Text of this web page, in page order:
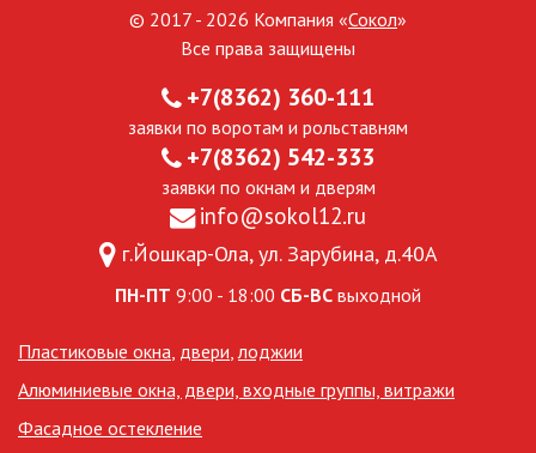
© 2017 - 2026 Компания «Сокол»
Все права защищены
+7(8362) 360-111
заявки по воротам и рольставням
+7(8362) 542-333
заявки по окнам и дверям
info@sokol12.ru
г.Йошкар-Ола, ул. Зарубина, д.40А
ПН-ПТ 9:00 - 18:00 СБ-ВС выходной
Пластиковые окна, двери,лоджии
Алюминиевые окна, двери, входные группы, витражи
Фасадное остекление